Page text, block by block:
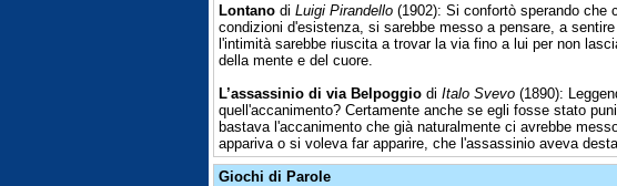
Lontano di Luigi Pirandello (1902): Si confortò sperando che
condizioni d'esistenza, si sarebbe messo a pensare, a
l'intimità sarebbe riuscita a trovar la via fino a lui per non
della mente e del cuore.
L’assassinio di via Belpoggio di Italo Svevo (1890):
quell'accanimento? Certamente anche se egli fosse stato
bastava l'accanimento che già naturalmente ci avrebbe
appariva o si voleva far apparire, che l'assassinio aveva
Giochi di Parole